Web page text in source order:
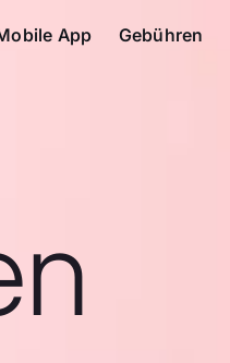
App Gebühren